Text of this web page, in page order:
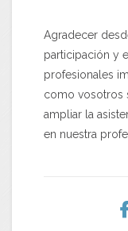
Agradecer
participación y
profesionales
como vosotros
ampliar la
en nuestra